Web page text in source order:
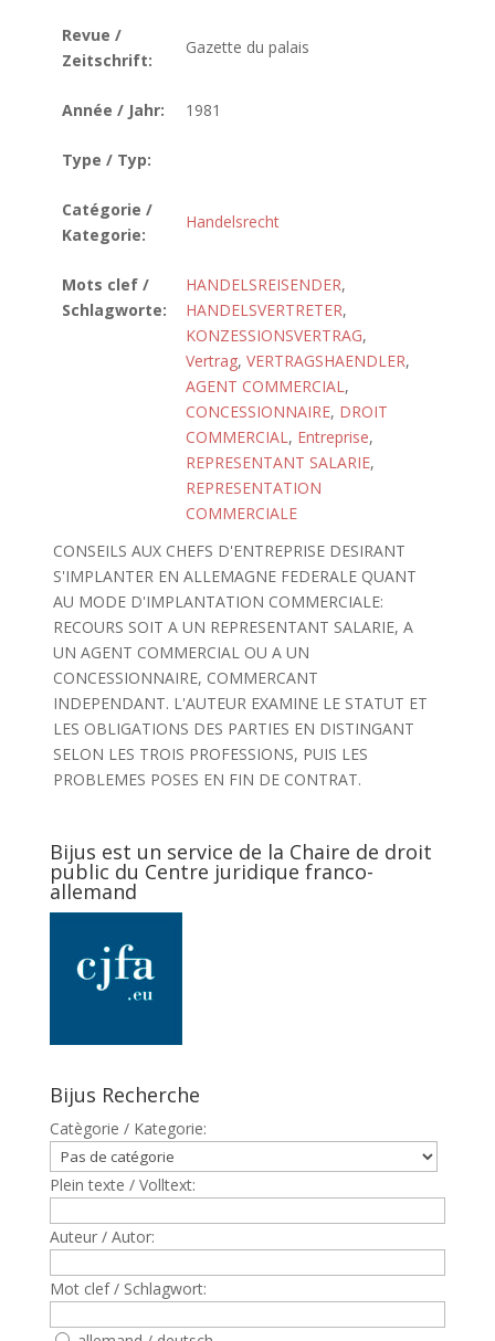
Revue /
Zeitschrift:
Gazette du palais
Année / Jahr: 1981
Type / Typ:
Catégorie /
Kategorie:
Handelsrecht
Mots clef /
Schlagworte:
HANDELSREISENDER,
HANDELSVERTRETER,
KONZESSIONSVERTRAG,
Vertrag, VERTRAGSHAENDLER,
AGENT COMMERCIAL,
CONCESSIONNAIRE, DROIT
COMMERCIAL, Entreprise,
REPRESENTANT SALARIE,
REPRESENTATION
COMMERCIALE
CONSEILS AUX CHEFS D'ENTREPRISE DESIRANT
S'IMPLANTER EN ALLEMAGNE FEDERALE QUANT
AU MODE D'IMPLANTATION COMMERCIALE:
RECOURS SOIT A UN REPRESENTANT SALARIE, A
UN AGENT COMMERCIAL OU A UN
CONCESSIONNAIRE, COMMERCANT
INDEPENDANT. L'AUTEUR EXAMINE LE STATUT ET
LES OBLIGATIONS DES PARTIES EN DISTINGANT
SELON LES TROIS PROFESSIONS, PUIS LES
PROBLEMES POSES EN FIN DE CONTRAT.
Bijus est un service de la Chaire de droit
public du Centre juridique franco-
allemand
Bijus Recherche
Catègorie / Kategorie:
Plein texte / Volltext:
Auteur / Autor:
Mot clef / Schlagwort: